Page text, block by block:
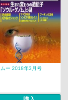
ムー 2018年3月号